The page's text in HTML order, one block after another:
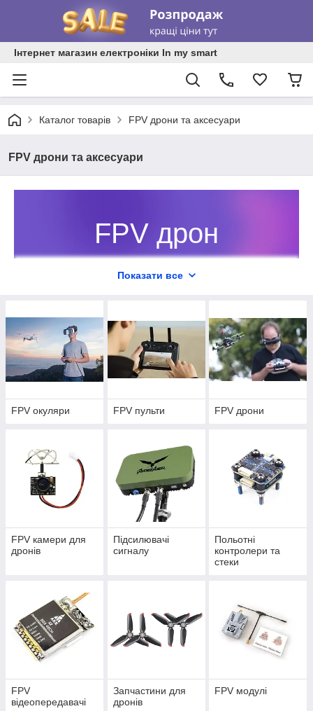
Інтернет магазин електроніки In my smart
Каталог товарів FPV дрони та аксесуари
FPV дрони та аксесуари
FPV дрон
– повний контроль польоту з
my smart із гарантією від магазину
12 місяців та відправкою за 1
день.
Перейти в каталог! ➞
Показати все
FPV окуляри FPV пульти FPV дрони
FPV камери для
дронів
Підсилювачі
сигналу
Польотні
контролери та
стеки
FPV
відеопередавачі
Запчастини для
дронів
FPV модулі